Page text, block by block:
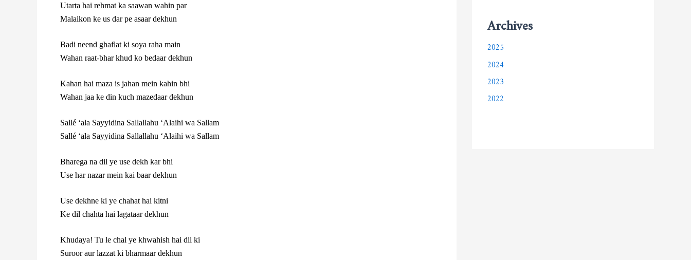
Utarta hai rehmat ka saawan wahin par
Malaikon ke us dar pe asaar dekhun
Badi neend ghaflat ki soya raha main
Wahan raat-bhar khud ko bedaar dekhun
Kahan hai maza is jahan mein kahin bhi
Wahan jaa ke din kuch mazedaar dekhun
Sallé ‘ala Sayyidina Sallallahu ‘Alaihi wa Sallam
Sallé ‘ala Sayyidina Sallallahu ‘Alaihi wa Sallam
Bharega na dil ye use dekh kar bhi
Use har nazar mein kai baar dekhun
Use dekhne ki ye chahat hai kitni
Ke dil chahta hai lagataar dekhun
Khudaya! Tu le chal ye khwahish hai dil ki
Suroor aur lazzat ki bharmaar dekhun
Archives
2025
2024
2023
2022